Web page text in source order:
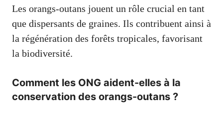
Les orangs-outans jouent un rôle crucial en tant
que dispersants de graines. Ils contribuent ainsi à
la régénération des forêts tropicales, favorisant
la biodiversité.
Comment les ONG aident-elles à la
conservation des orangs-outans ?